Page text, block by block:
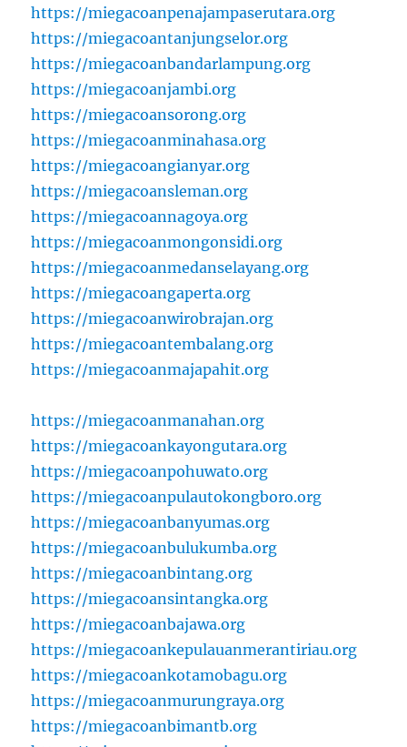
https://miegacoanpenajampaserutara.org
https://miegacoantanjungselor.org
https://miegacoanbandarlampung.org
https://miegacoanjambi.org
https://miegacoansorong.org
https://miegacoanminahasa.org
https://miegacoangianyar.org
https://miegacoansleman.org
https://miegacoannagoya.org
https://miegacoanmongonsidi.org
https://miegacoanmedanselayang.org
https://miegacoangaperta.org
https://miegacoanwirobrajan.org
https://miegacoantembalang.org
https://miegacoanmajapahit.org
https://miegacoanmanahan.org
https://miegacoankayongutara.org
https://miegacoanpohuwato.org
https://miegacoanpulautokongboro.org
https://miegacoanbanyumas.org
https://miegacoanbulukumba.org
https://miegacoanbintang.org
https://miegacoansintangka.org
https://miegacoanbajawa.org
https://miegacoankepulauanmerantiriau.org
https://miegacoankotamobagu.org
https://miegacoanmurungraya.org
https://miegacoanbimantb.org